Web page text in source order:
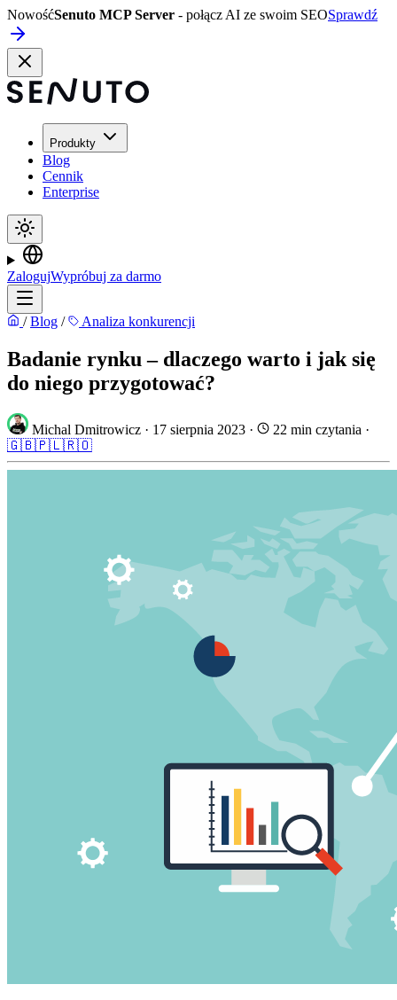
NowośćSenuto MCP Server - połącz AI ze swoim SEOSprawdź
Produkty
Blog
Cennik
Enterprise
ZalogujWypróbuj za darmo
/ Blog / Analiza konkurencji
Badanie rynku – dlaczego warto i jak się
do niego przygotować?
Michal Dmitrowicz · 17 sierpnia 2023 · 22 min czytania ·
🇬🇧🇵🇱🇷🇴